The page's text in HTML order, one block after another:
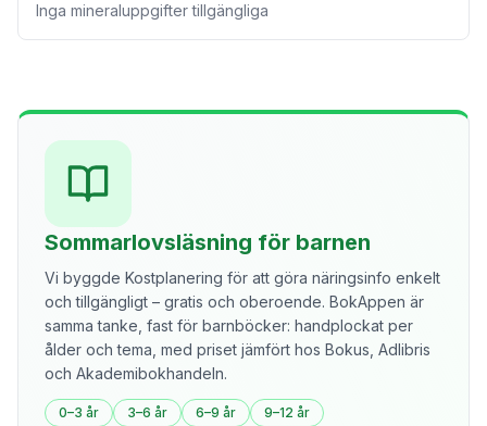
Inga mineraluppgifter tillgängliga
Sommarlovsläsning för barnen
Vi byggde Kostplanering för att göra näringsinfo enkelt
och tillgängligt – gratis och oberoende. BokAppen är
samma tanke, fast för barnböcker: handplockat per
ålder och tema, med priset jämfört hos Bokus, Adlibris
och Akademibokhandeln.
0–3 år 3–6 år 6–9 år 9–12 år